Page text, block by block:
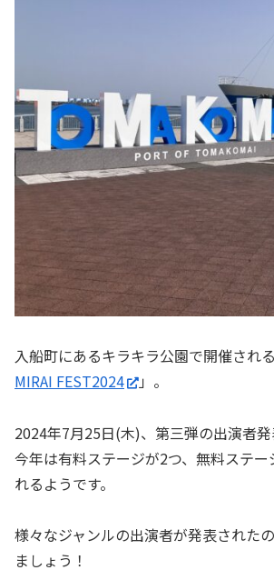
入船町にあるキラキラ公園で開催され
MIRAI FEST2024
」。
2024年7月25日(木)、第三弾の出演者発
今年は有料ステージが2つ、無料ステー
れるようです。
様々なジャンルの出演者が発表された
ましょう！